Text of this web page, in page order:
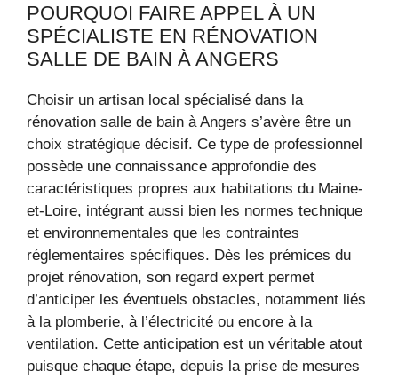
POURQUOI FAIRE APPEL À UN
SPÉCIALISTE EN RÉNOVATION
SALLE DE BAIN À ANGERS
Choisir un artisan local spécialisé dans la
rénovation salle de bain à Angers s’avère être un
choix stratégique décisif. Ce type de professionnel
possède une connaissance approfondie des
caractéristiques propres aux habitations du Maine-
et-Loire, intégrant aussi bien les normes technique
et environnementales que les contraintes
réglementaires spécifiques. Dès les prémices du
projet rénovation, son regard expert permet
d’anticiper les éventuels obstacles, notamment liés
à la plomberie, à l’électricité ou encore à la
ventilation. Cette anticipation est un véritable atout
puisque chaque étape, depuis la prise de mesures